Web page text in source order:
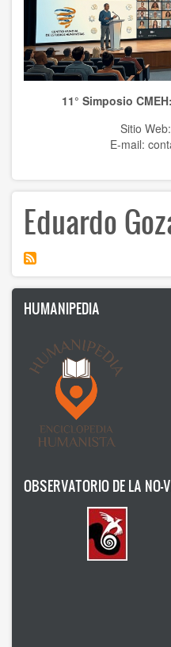
Anthrolopogy
Natural sciences
Sciences
Culture
Humanism
Nonviolence
Politics
Psicology
Health
Ildefonso Hernández Silva
11° Simposio
Sitio Web:
E-mail:
Eduardo
HUMANIPEDIA
OBSERVATORIO DE LA NO-